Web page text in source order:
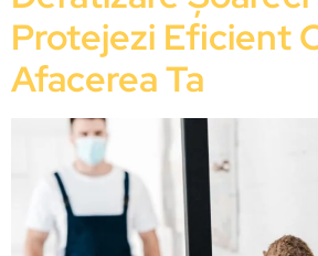
Protejezi Eficient
Afacerea Ta